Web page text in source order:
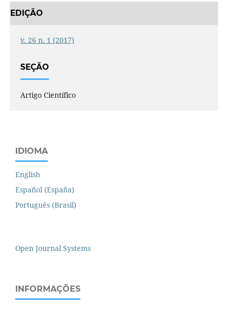
EDIÇÃO
v. 26 n. 1 (2017)
SEÇÃO
Artigo Científico
IDIOMA
English
Español (España)
Português (Brasil)
Open Journal Systems
INFORMAÇÕES